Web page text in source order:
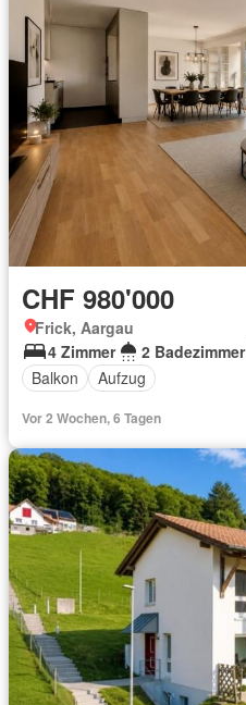
CHF 980'000
Frick, Aargau
4 Zimmer
2 Badezimmer
Balkon
Aufzug
Vor 2 Wochen, 6 Tagen